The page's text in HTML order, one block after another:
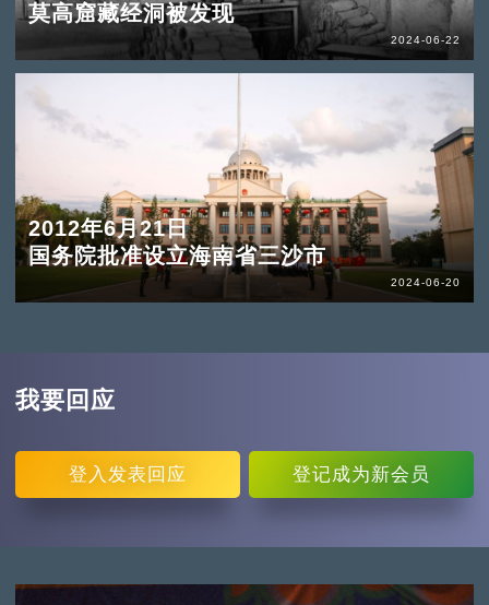
莫高窟藏经洞被发现
2024-06-22
2012年6月21日
国务院批准设立海南省三沙市
2024-06-20
我要回应
登入 发表回应 登记成为新会员